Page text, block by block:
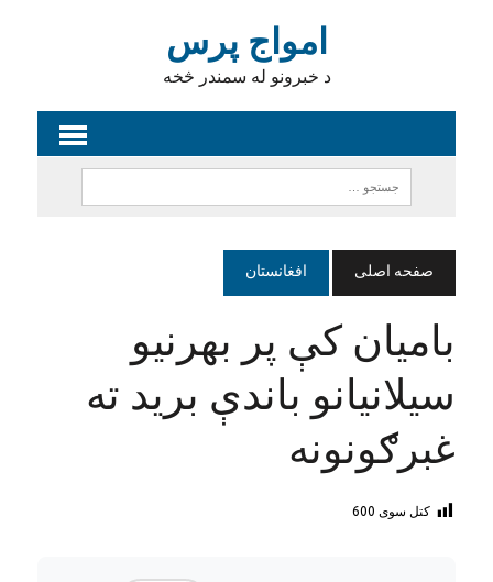
امواج پرس
د خبرونو له سمندر څخه
صفحه اصلی افغانستان
بامیان کې پر بهرنیو
سیلانیانو باندې برید ته
غبرګونونه
کتل سوی 600